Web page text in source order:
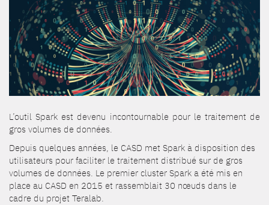
L’outil Spark est devenu incontournable pour le traitement de
gros volumes de données.
Depuis quelques années, le CASD met Spark à disposition des
utilisateurs pour faciliter le traitement distribué sur de gros
volumes de données. Le premier cluster Spark a été mis en
place au CASD en 2015 et rassemblait 30 nœuds dans le
cadre du projet Teralab.